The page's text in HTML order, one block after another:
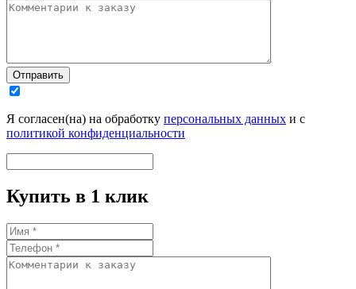
Отправить
Я согласен(на) на обработку персональных данных и с
политикой конфиденциальности
Купить в 1 клик